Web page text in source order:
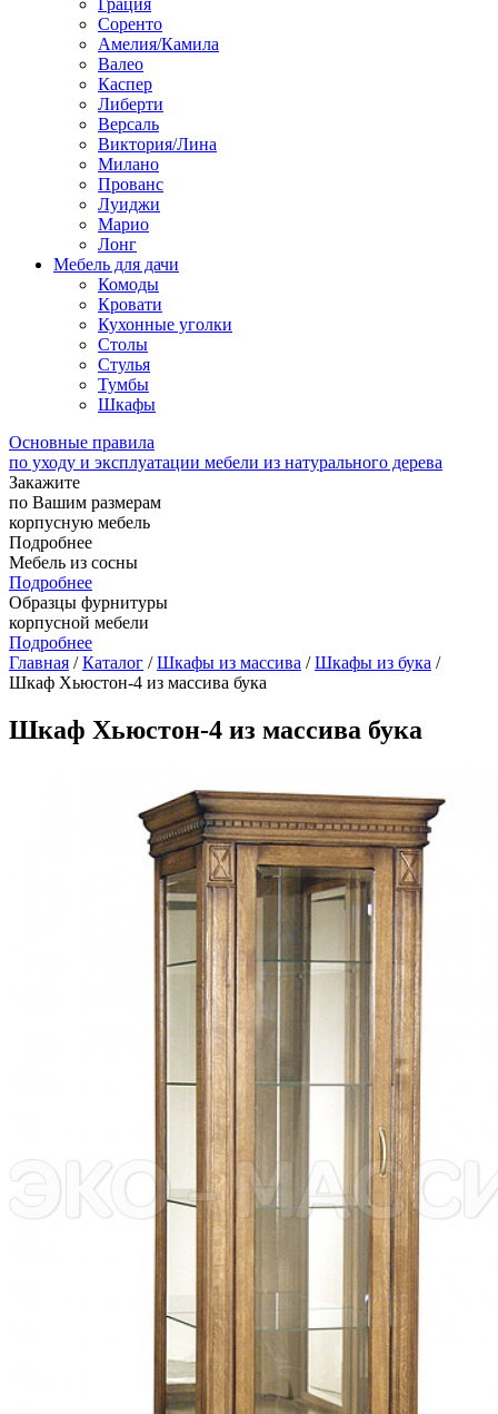
Грация
Соренто
Амелия/Камила
Валео
Каспер
Либерти
Версаль
Виктория/Лина
Милано
Прованс
Луиджи
Марио
Лонг
Мебель для дачи
Комоды
Кровати
Кухонные уголки
Столы
Стулья
Тумбы
Шкафы
Основные правила
по уходу и эксплуатации мебели из натурального дерева
Закажите
по Вашим размерам
корпусную мебель
Подробнее
Мебель из сосны
Подробнее
Образцы фурнитуры
корпусной мебели
Подробнее
Главная /Каталог /Шкафы из массива /Шкафы из бука /
Шкаф Хьюстон-4 из массива бука
Шкаф Хьюстон-4 из массива бука